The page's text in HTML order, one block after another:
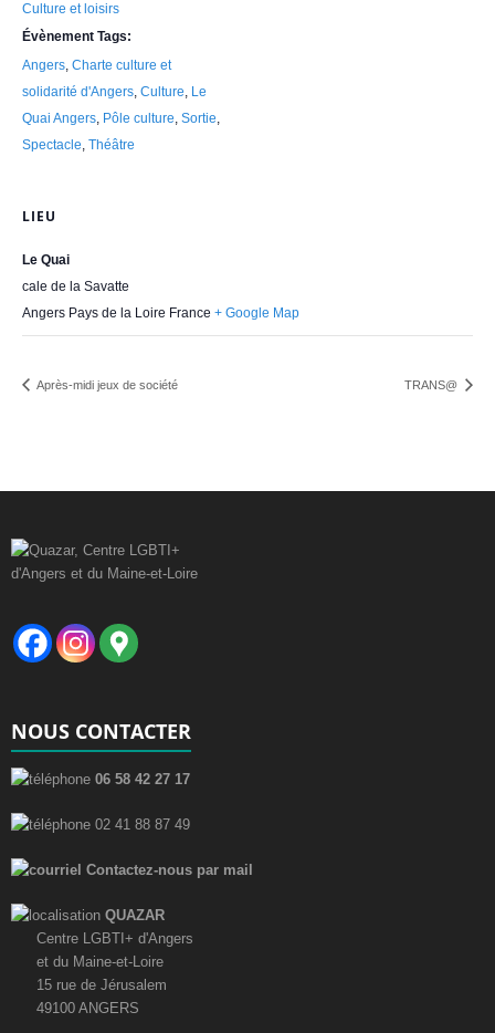
Culture et loisirs
Évènement Tags:
Angers, Charte culture et
solidarité d'Angers, Culture, Le
Quai Angers, Pôle culture, Sortie,
Spectacle, Théâtre
LIEU
Le Quai
cale de la Savatte
Angers Pays de la Loire France + Google Map
Après-midi jeux de société TRANS@
NOUS CONTACTER
06 58 42 27 17
02 41 88 87 49
Contactez-nous par mail
QUAZAR
Centre LGBTI+ d'Angers
et du Maine-et-Loire
15 rue de Jérusalem
49100 ANGERS